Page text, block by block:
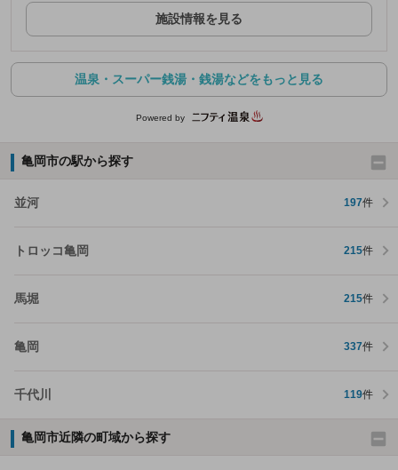
施設情報を見る
温泉・スーパー銭湯・銭湯などをもっと見る
Powered by
亀岡市の駅から探す
並河 197件
トロッコ亀岡 215件
馬堀 215件
亀岡 337件
千代川 119件
亀岡市近隣の町域から探す